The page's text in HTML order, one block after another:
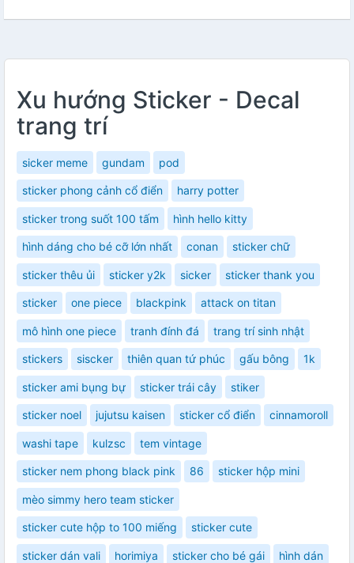
Xu hướng Sticker - Decal
trang trí
sicker meme gundam pod
sticker phong cảnh cổ điển harry potter
sticker trong suốt 100 tấm hình hello kitty
hình dáng cho bé cỡ lớn nhất conan sticker chữ
sticker thêu ủi sticker y2k sicker sticker thank you
sticker one piece blackpink attack on titan
mô hình one piece tranh đính đá trang trí sinh nhật
stickers siscker thiên quan tứ phúc gấu bông 1k
sticker ami bụng bự sticker trái cây stiker
sticker noel jujutsu kaisen sticker cổ điển cinnamoroll
washi tape kulzsc tem vintage
sticker nem phong black pink 86 sticker hộp mini
mèo simmy hero team sticker
sticker cute hộp to 100 miếng sticker cute
sticker dán vali horimiya sticker cho bé gái hình dán